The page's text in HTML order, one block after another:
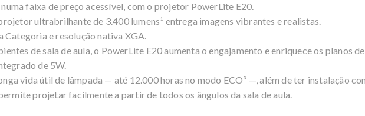
faixa de preço acessível, com o projetor PowerLite E20.
ultrabrilhante de 3.400 lumens¹ entrega imagens vibrantes e realistas.
Categoria e resolução nativa XGA.
de sala de aula, o PowerLite E20 aumenta o engajamento e enriquece os planos de
de 5W.
vida útil de lâmpada — até 12.000 horas no modo ECO³ —, além de ter instalação
projetar facilmente a partir de todos os ângulos da sala de aula.